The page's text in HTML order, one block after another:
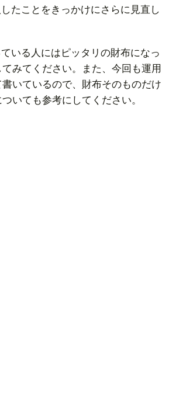
たことをきっかけにさらに見直し
いる人にはピッタリの財布になっ
みてください。また、今回も運用
いているので、財布そのものだけ
いても参考にしてください。